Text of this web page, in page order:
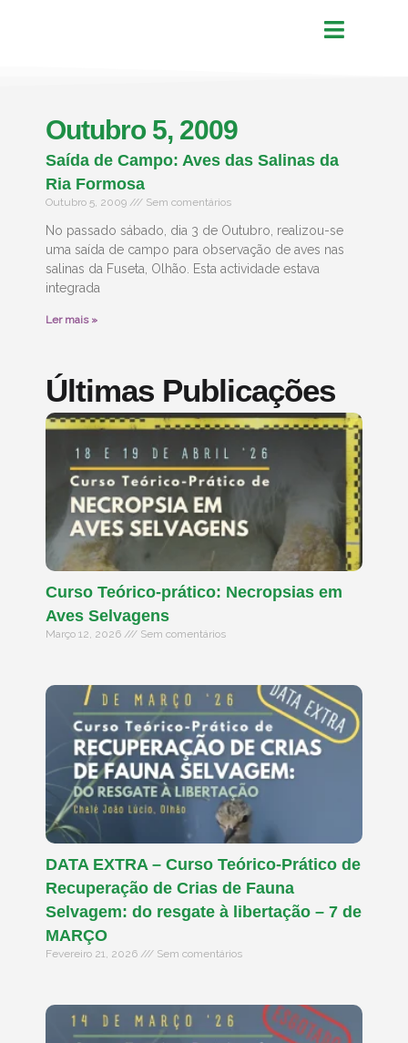
Outubro 5, 2009
Saída de Campo: Aves das Salinas da
Ria Formosa
Outubro 5, 2009 Sem comentários
No passado sábado, dia 3 de Outubro, realizou-se
uma saída de campo para observação de aves nas
salinas da Fuseta, Olhão. Esta actividade estava
integrada
Ler mais »
Últimas Publicações
Curso Teórico-prático: Necropsias em
Aves Selvagens
Março 12, 2026 Sem comentários
DATA EXTRA – Curso Teórico-Prático de
Recuperação de Crias de Fauna
Selvagem: do resgate à libertação – 7 de
MARÇO
Fevereiro 21, 2026 Sem comentários